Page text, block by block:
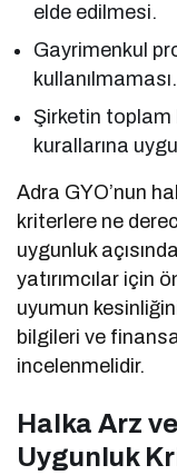
elde edilmesi.
Gayrimenkul
kullanılmaması.
Şirketin toplam
kurallarına
Adra GYO’nun
kriterlere ne
uygunluk
yatırımcılar için
uyumun
bilgileri ve
incelenmelidir.
Halka Arz
Uygunluk